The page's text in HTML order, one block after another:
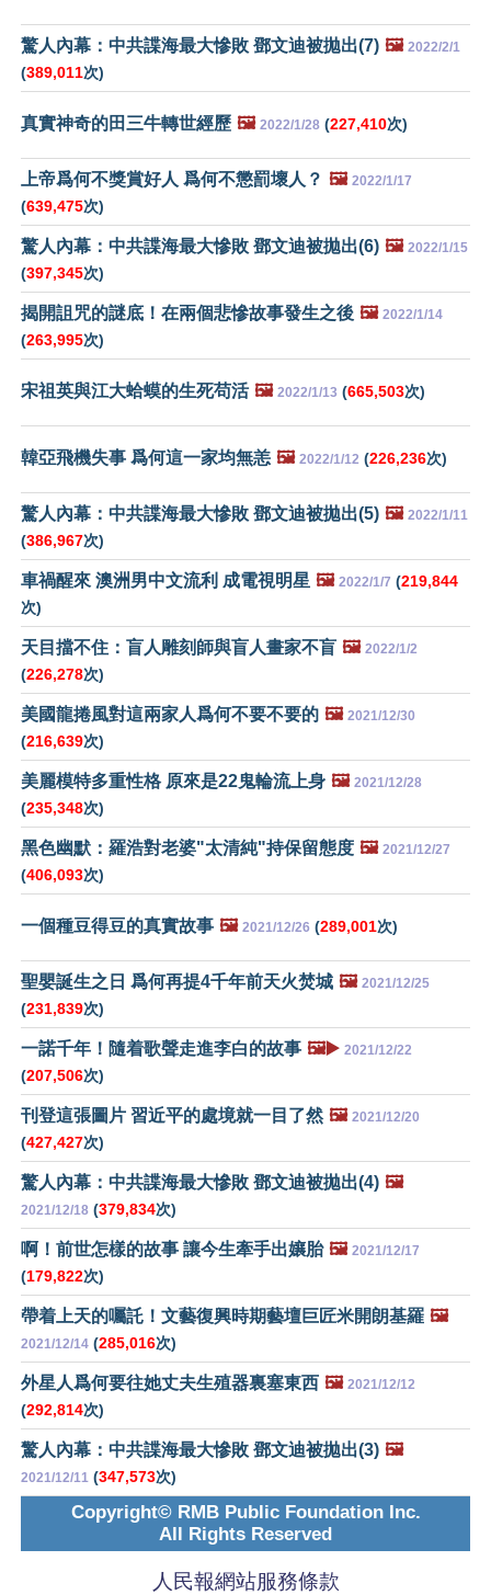
驚人內幕：中共諜海最大慘敗 鄧文迪被拋出(7) 🖼️ 2022/2/1
(389,011次)
真實神奇的田三牛轉世經歷 🖼️ 2022/1/28 (227,410次)
上帝爲何不獎賞好人 爲何不懲罰壞人？ 🖼️ 2022/1/17
(639,475次)
驚人內幕：中共諜海最大慘敗 鄧文迪被拋出(6) 🖼️ 2022/1/15
(397,345次)
揭開詛咒的謎底！在兩個悲慘故事發生之後 🖼️ 2022/1/14
(263,995次)
宋祖英與江大蛤蟆的生死苟活 🖼️ 2022/1/13 (665,503次)
韓亞飛機失事 爲何這一家均無恙 🖼️ 2022/1/12 (226,236次)
驚人內幕：中共諜海最大慘敗 鄧文迪被拋出(5) 🖼️ 2022/1/11
(386,967次)
車禍醒來 澳洲男中文流利 成電視明星 🖼️ 2022/1/7 (219,844
次)
天目擋不住：盲人雕刻師與盲人畫家不盲 🖼️ 2022/1/2
(226,278次)
美國龍捲風對這兩家人爲何不要不要的 🖼️ 2021/12/30
(216,639次)
美麗模特多重性格 原來是22鬼輪流上身 🖼️ 2021/12/28
(235,348次)
黑色幽默：羅浩對老婆"太清純"持保留態度 🖼️ 2021/12/27
(406,093次)
一個種豆得豆的真實故事 🖼️ 2021/12/26 (289,001次)
聖嬰誕生之日 爲何再提4千年前天火焚城 🖼️ 2021/12/25
(231,839次)
一諾千年！隨着歌聲走進李白的故事 🖼️▶️ 2021/12/22
(207,506次)
刊登這張圖片 習近平的處境就一目了然 🖼️ 2021/12/20
(427,427次)
驚人內幕：中共諜海最大慘敗 鄧文迪被拋出(4) 🖼️
2021/12/18 (379,834次)
啊！前世怎樣的故事 讓今生牽手出孃胎 🖼️ 2021/12/17
(179,822次)
帶着上天的囑託！文藝復興時期藝壇巨匠米開朗基羅 🖼️
2021/12/14 (285,016次)
外星人爲何要往她丈夫生殖器裏塞東西 🖼️ 2021/12/12
(292,814次)
驚人內幕：中共諜海最大慘敗 鄧文迪被拋出(3) 🖼️
2021/12/11 (347,573次)
Copyright© RMB Public Foundation Inc.
All Rights Reserved
人民報網站服務條款